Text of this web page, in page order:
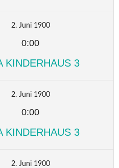
2. Juni 1900
0:00
KINDERHAUS 3
2. Juni 1900
0:00
KINDERHAUS 3
2. Juni 1900